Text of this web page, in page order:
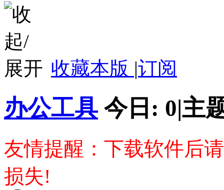
收藏本版 |订阅
办公工具 今日: 0|主
友情提醒：下载软件后
损失!